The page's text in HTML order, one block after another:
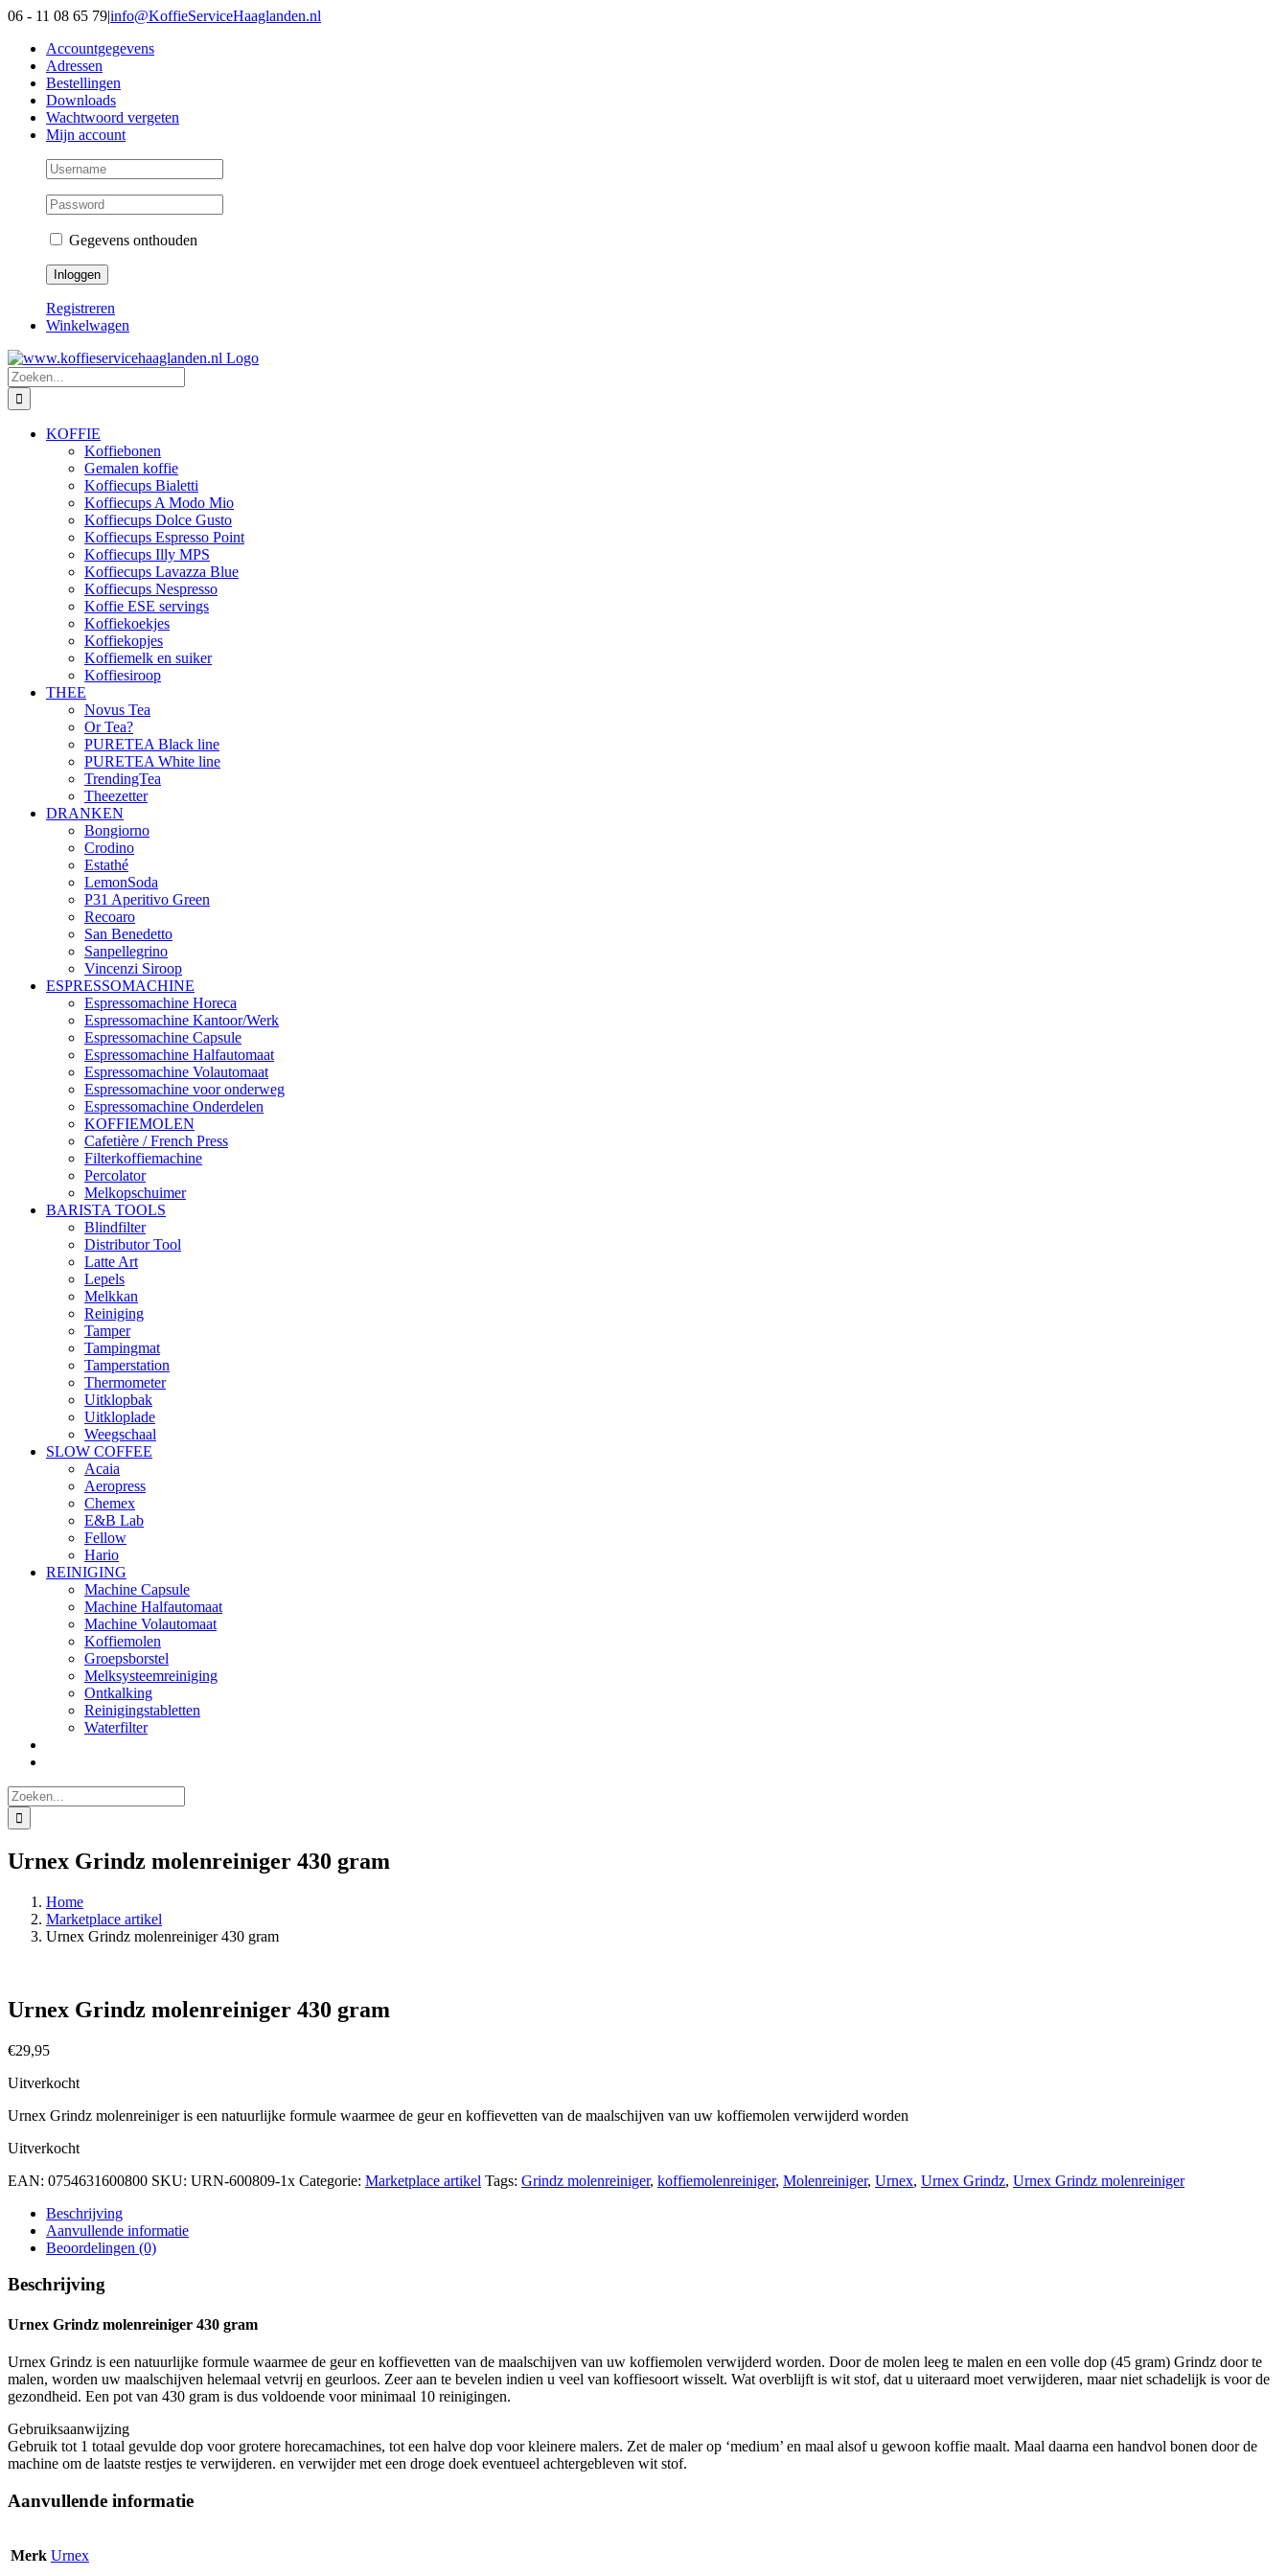
Ga
inhoud
06 - 11 08 65 79|info@KoffieServiceHaaglanden.nl
Accountgegevens
Adressen
Bestellingen
Downloads
Wachtwoord vergeten
Mijn account
Gegevens onthouden
Registreren
Winkelwagen
Zoeken
naar:
KOFFIE
Koffiebonen
Gemalen koffie
Koffiecups Bialetti
Koffiecups A Modo Mio
Koffiecups Dolce Gusto
Koffiecups Espresso Point
Koffiecups Illy MPS
Koffiecups Lavazza Blue
Koffiecups Nespresso
Koffie ESE servings
Koffiekoekjes
Koffiekopjes
Koffiemelk en suiker
Koffiesiroop
THEE
Novus Tea
Or Tea?
PURETEA Black line
PURETEA White line
TrendingTea
Theezetter
DRANKEN
Bongiorno
Crodino
Estathé
LemonSoda
P31 Aperitivo Green
Recoaro
San Benedetto
Sanpellegrino
Vincenzi Siroop
ESPRESSOMACHINE
Espressomachine Horeca
Espressomachine Kantoor/Werk
Espressomachine Capsule
Espressomachine Halfautomaat
Espressomachine Volautomaat
Espressomachine voor onderweg
Espressomachine Onderdelen
KOFFIEMOLEN
Cafetière / French Press
Filterkoffiemachine
Percolator
Melkopschuimer
BARISTA TOOLS
Blindfilter
Distributor Tool
Latte Art
Lepels
Melkkan
Reiniging
Tamper
Tampingmat
Tamperstation
Thermometer
Uitklopbak
Uitkloplade
Weegschaal
SLOW COFFEE
Acaia
Aeropress
Chemex
E&B Lab
Fellow
Hario
REINIGING
Machine Capsule
Machine Halfautomaat
Machine Volautomaat
Koffiemolen
Groepsborstel
Melksysteemreiniging
Ontkalking
Reinigingstabletten
Waterfilter
Zoeken
naar:
Urnex Grindz molenreiniger 430 gram
Home
Marketplace artikel
Urnex Grindz molenreiniger 430 gram
Urnex Grindz molenreiniger 430 gram
€29,95
Uitverkocht
Urnex Grindz molenreiniger is een natuurlijke formule waarmee de geur en koffievetten van de maalschijven van uw koffiemolen verwijderd worden
Uitverkocht
EAN: 0754631600800 SKU: URN-600809-1x Categorie: Marketplace artikel Tags: Grindz molenreiniger, koffiemolenreiniger, Molenreiniger, Urnex, Urnex Grindz, Urnex Grindz molenreiniger
Beschrijving
Aanvullende informatie
Beoordelingen (0)
Beschrijving
Urnex Grindz molenreiniger 430 gram
Urnex Grindz is een natuurlijke formule waarmee de geur en koffievetten van de maalschijven van uw koffiemolen verwijderd worden. Door de molen leeg te malen en een volle dop (45 gram) Grindz door te
malen, worden uw maalschijven helemaal vetvrij en geurloos. Zeer aan te bevelen indien u veel van koffiesoort wisselt. Wat overblijft is wit stof, dat u uiteraard moet verwijderen, maar niet schadelijk is voor de
gezondheid. Een pot van 430 gram is dus voldoende voor minimaal 10 reinigingen.
Gebruiksaanwijzing
Gebruik tot 1 totaal gevulde dop voor grotere horecamachines, tot een halve dop voor kleinere malers. Zet de maler op ‘medium’ en maal alsof u gewoon koffie maalt. Maal daarna een handvol bonen door de
machine om de laatste restjes te verwijderen. en verwijder met een droge doek eventueel achtergebleven wit stof.
Aanvullende informatie
Merk Urnex